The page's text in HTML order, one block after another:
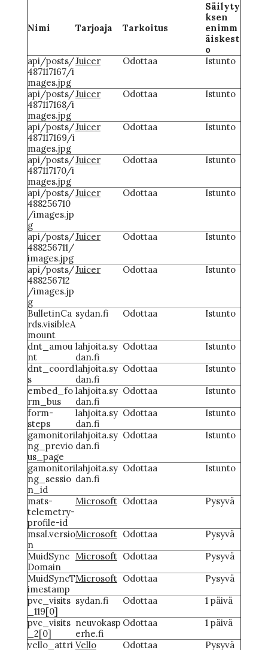
Nimi Tarjoaja Tarkoitus
Säilyty
ksen
enimm
äiskest
o
api/posts/
487117167/i
mages.jpg
Juicer Odottaa Istunto
api/posts/
487117168/i
mages.jpg
Juicer Odottaa Istunto
api/posts/
487117169/i
mages.jpg
Juicer Odottaa Istunto
api/posts/
487117170/i
mages.jpg
Juicer Odottaa Istunto
api/posts/
488256710
/images.jp
g
Juicer Odottaa Istunto
api/posts/
488256711/
images.jpg
Juicer Odottaa Istunto
api/posts/
488256712
/images.jp
g
Juicer Odottaa Istunto
BulletinCa
rds.visibleA
mount
sydan.fi Odottaa Istunto
dnt_amou
nt
lahjoita.sy
dan.fi
Odottaa
Istunto
dnt_coord
s
lahjoita.sy
dan.fi
Odottaa
Istunto
embed_fo
rm_bus
lahjoita.sy
dan.fi
Odottaa
Istunto
form-
steps
lahjoita.sy
dan.fi
Odottaa
Istunto
gamonitori
ng_previo
us_page
lahjoita.sy
dan.fi
Odottaa Istunto
gamonitori
ng_sessio
n_id
lahjoita.sy
dan.fi
Odottaa Istunto
mats-
telemetry-
profile-id
Microsoft Odottaa Pysyvä
msal.versio
n
Microsoft Odottaa
Pysyvä
MuidSync
Domain
Microsoft Odottaa
Pysyvä
MuidSyncT
imestamp
Microsoft Odottaa
Pysyvä
pvc_visits
_119[0]
sydan.fi Odottaa
1 päivä
pvc_visits
_2[0]
neuvokasp
erhe.fi
Odottaa
1 päivä
vello_attri Vello Odottaa Pysyvä